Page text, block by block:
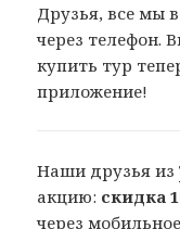
Друзья, все мы
через телефон.
купить тур
приложение!
Наши друзья из
акцию: скидка
через